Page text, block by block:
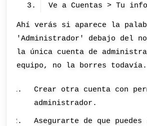
Ve a Cuentas > Tu
Ahí verás si aparece la
'Administrador' debajo del
la única cuenta de
equipo, no la borres todavía.
Crear otra cuenta con
administrador.
Asegurarte de que